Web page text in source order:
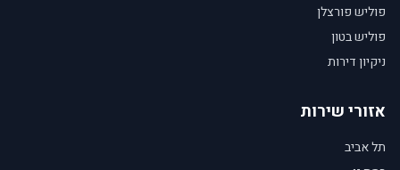
פוליש פורצלן
פוליש בטון
ניקיון דירות
אזורי שירות
תל אביב